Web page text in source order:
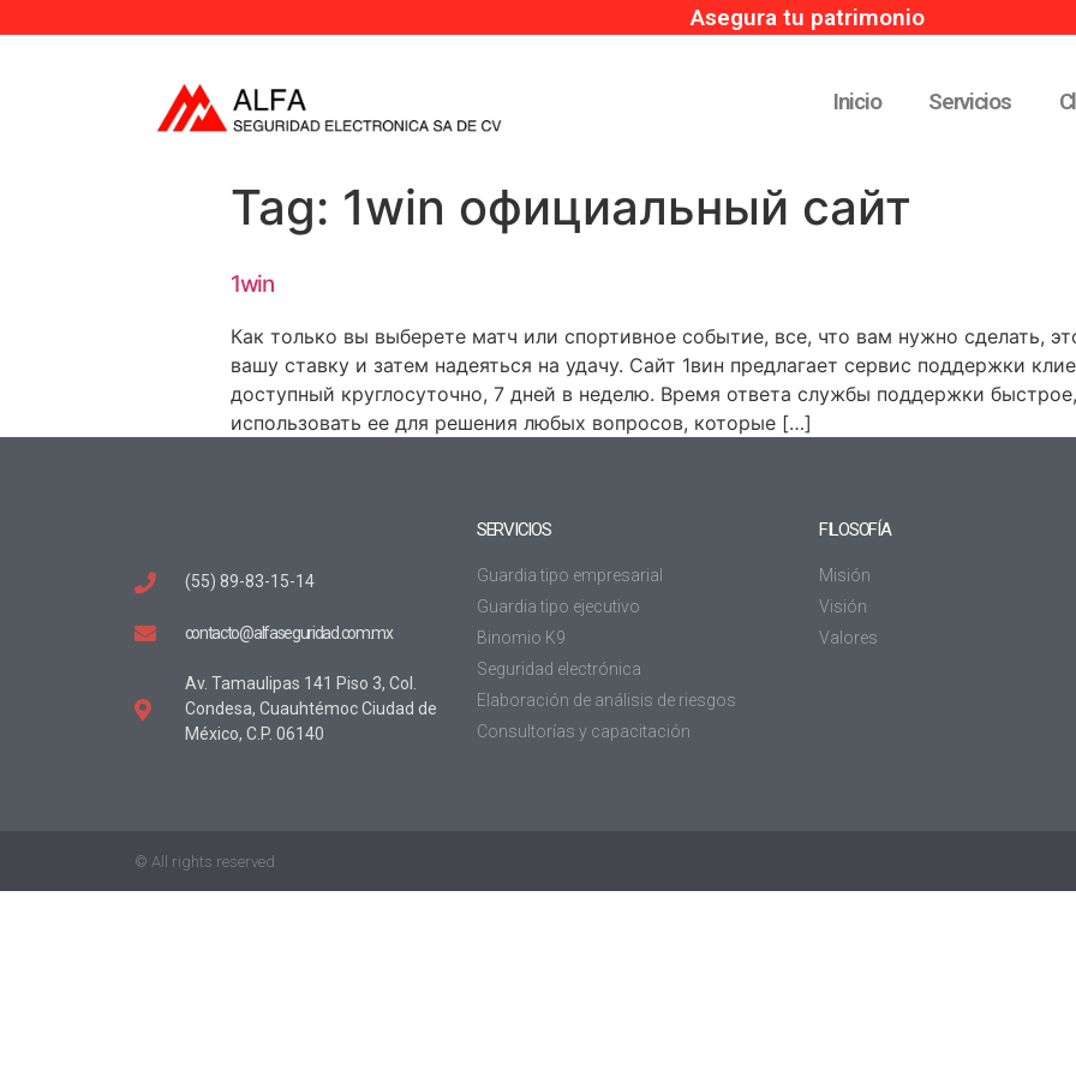
Asegura tu patrimonio
Inicio Servicios
Tag: 1win официальный сайт
1win
Как только вы выберете матч или спортивное событие, все, что вам нужно сделать,
вашу ставку и затем надеяться на удачу. Сайт 1вин предлагает сервис поддержки
доступный круглосуточно, 7 дней в неделю. Время ответа службы поддержки
использовать ее для решения любых вопросов, которые […]
(55) 89-83-15-14
contacto@alfaseguridad.com.mx
Av. Tamaulipas 141 Piso 3, Col.
Condesa, Cuauhtémoc Ciudad de
México, C.P. 06140
SERVICIOS
Guardia tipo empresarial
Guardia tipo ejecutivo
Binomio K9
Seguridad electrónica
Elaboración de análisis de riesgos
Consultorías y capacitación
FILOSOFÍA
Misión
Visión
Valores
© All rights reserved